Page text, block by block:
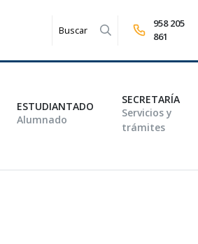
Realizar búsqueda
958 205
861
ESTUDIANTADO
Alumnado
SECRETARÍA
Servicios y
trámites